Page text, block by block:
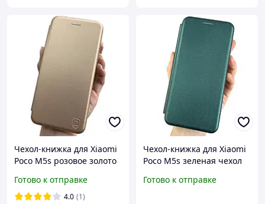
Чехол-книжка для Xiaomi
Poco M5s розовое золото
для карт
Готово к отправке
4.0 (1)
Чехол-книжка для Xiaomi
Poco M5s зеленая чехол
карт
Готово к отправке